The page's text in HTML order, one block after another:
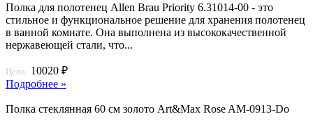
Полка для полотенец Allen Brau Priority 6.31014-00 - это
стильное и функциональное решение для хранения полотенец
в ванной комнате. Она выполнена из высококачественной
нержавеющей стали, что...
Цена: 10020 ₽
Подробнее »
Полка стеклянная 60 см золото Art&Max Rose AM-0913-Do